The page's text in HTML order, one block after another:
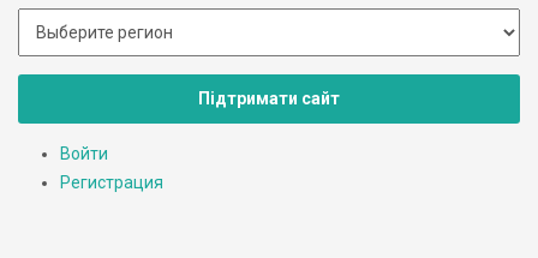
Підтримати сайт
Войти
Регистрация